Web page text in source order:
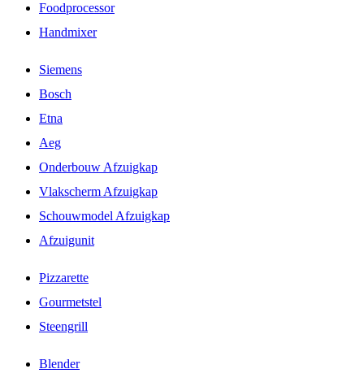
Foodprocessor
Handmixer
Siemens
Bosch
Etna
Aeg
Onderbouw Afzuigkap
Vlakscherm Afzuigkap
Schouwmodel Afzuigkap
Afzuigunit
Pizzarette
Gourmetstel
Steengrill
Blender